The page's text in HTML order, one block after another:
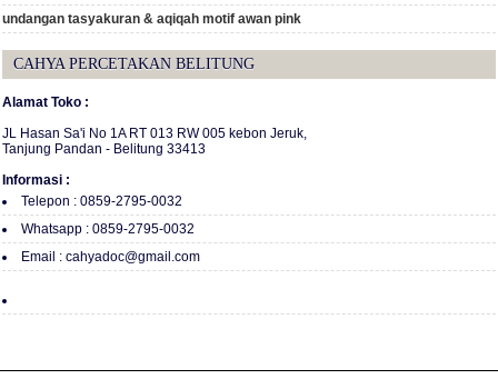
undangan tasyakuran & aqiqah motif awan pink
CAHYA PERCETAKAN BELITUNG
Alamat Toko :
JL Hasan Sa'i No 1A RT 013 RW 005 kebon Jeruk,
Tanjung Pandan - Belitung 33413
Informasi :
Telepon : 0859-2795-0032
Whatsapp : 0859-2795-0032
Email : cahyadoc@gmail.com